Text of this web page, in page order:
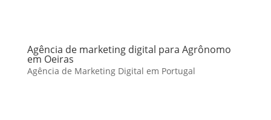
Agência de marketing digital para Agrônomo
em Oeiras
Agência de Marketing Digital em Portugal